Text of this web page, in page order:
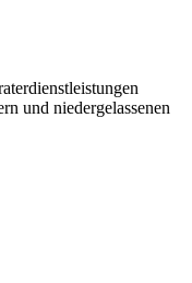
und niedergelassenen